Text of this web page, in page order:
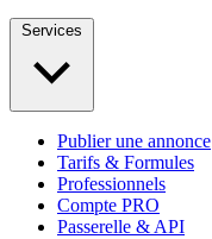
Services
Publier une annonce
Tarifs & Formules
Professionnels
Compte PRO
Passerelle & API